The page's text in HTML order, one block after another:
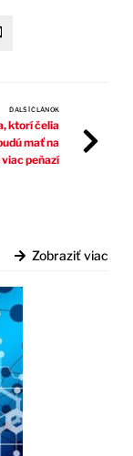
ĎALŠÍ ČLÁNOK
ktorí čelia
mať na
peňazí
Zobraziť viac